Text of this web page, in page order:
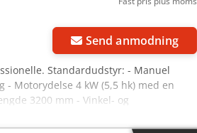
Send anmodning
Standardudstyr: - Manuel
Motorydelse 4 kW (5,5 hk) med en
3200 mm - Vinkel- og
trykknap - Maks. savklingediameter
ved 45° - Maskinhøjde 88 cm